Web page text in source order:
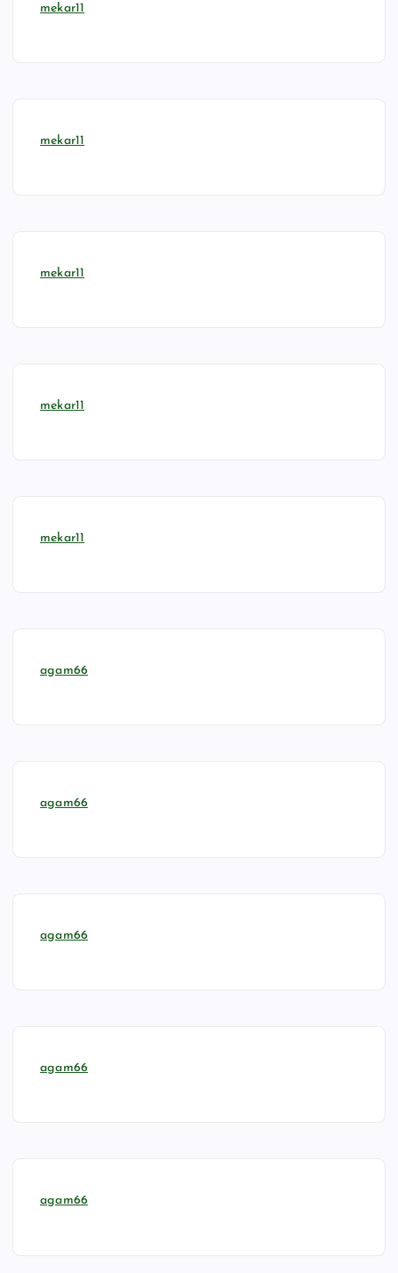
mekar11
mekar11
mekar11
mekar11
mekar11
agam66
agam66
agam66
agam66
agam66